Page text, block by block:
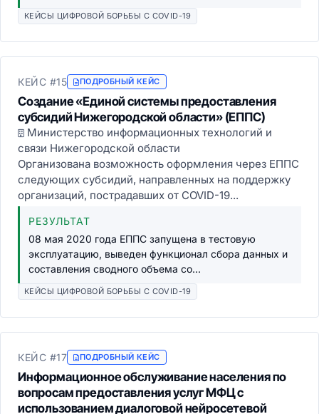
КЕЙСЫ ЦИФРОВОЙ БОРЬБЫ С COVID-19
КЕЙС #15 ПОДРОБНЫЙ КЕЙС
Создание «Единой системы предоставления
субсидий Нижегородской области» (ЕППС)
Министерство информационных технологий и
связи Нижегородской области
Организована возможность оформления через ЕППС
следующих субсидий, направленных на поддержку
организаций, пострадавших от COVID-19...
РЕЗУЛЬТАТ
08 мая 2020 года ЕППС запущена в тестовую
эксплуатацию, выведен функционал сбора данных и
составления сводного объема со...
КЕЙСЫ ЦИФРОВОЙ БОРЬБЫ С COVID-19
КЕЙС #17 ПОДРОБНЫЙ КЕЙС
Информационное обслуживание населения по
вопросам предоставления услуг МФЦ с
использованием диалоговой нейросетевой